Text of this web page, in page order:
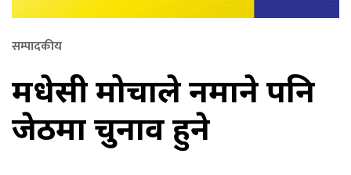
सम्पादकीय
मधेसी मोर्चाले नमाने पनि
जेठमा चुनाव हुने